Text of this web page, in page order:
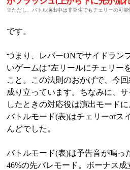
※ただし、バトル演出中は非発生でもチェリーの可能
です。
つまり、レバーONでサイドラン
いゲームは"左リールにチェリー
こと。この法則のおかげで、今
成り立っています。ちなみに、
したときの対応役は演出モード
バトルモード(表)はチェリーorス
んどでした。
バトルモード(表)は予告音が鳴っ
46%の先バレモード。ボーナス